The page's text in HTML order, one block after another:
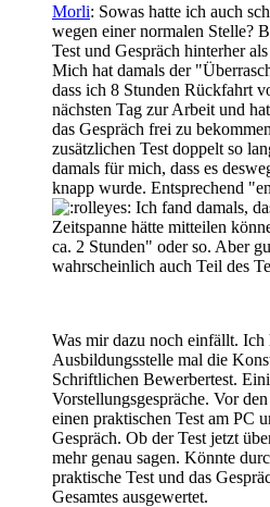
Morli: Sowas hatte ich auch
wegen einer normalen Stelle?
Test und Gespräch hinterher
Mich hat damals der
dass ich 8 Stunden Rückfahrt
nächsten Tag zur Arbeit und
das Gespräch frei zu
zusätzlichen Test doppelt so
damals für mich, dass es
knapp wurde. Entsprechend
Ich fand damals,
Zeitspanne hätte mitteilen
ca. 2 Stunden" oder so. Aber
wahrscheinlich auch Teil des
Was mir dazu noch einfällt. Ich
Ausbildungsstelle mal die
Schriftlichen Bewerbertest.
Vorstellungsgespräche. Vor
einen praktischen Test am PC
Gespräch. Ob der Test jetzt
mehr genau sagen. Könnte
praktische Test und das
Gesamtes ausgewertet.